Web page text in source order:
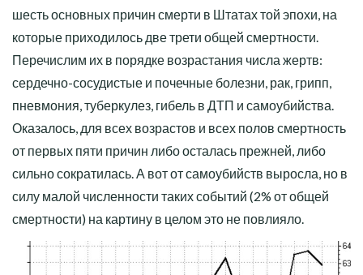
шесть основных причин смерти в Штатах той эпохи, на
которые приходилось две трети общей смертности.
Перечислим их в порядке возрастания числа жертв:
сердечно-сосудистые и почечные болезни, рак, грипп,
пневмония, туберкулез, гибель в ДТП и самоубийства.
Оказалось, для всех возрастов и всех полов смертность
от первых пяти причин либо осталась прежней, либо
сильно сократилась. А вот от самоубийств выросла, но в
силу малой численности таких событий (2% от общей
смертности) на картину в целом это не повлияло.